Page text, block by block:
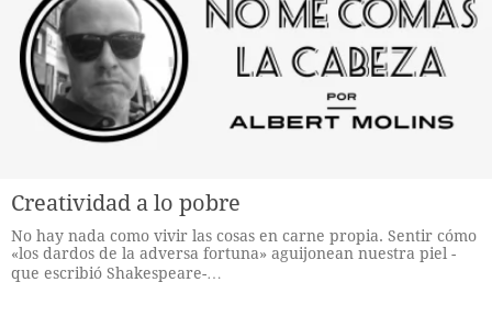
Creatividad a lo pobre
No hay nada como vivir las cosas en carne propia. Sentir cómo
«los dardos de la adversa fortuna» aguijonean nuestra piel -
que escribió Shakespeare-…